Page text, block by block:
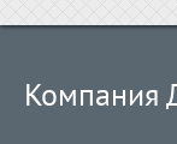
Компания